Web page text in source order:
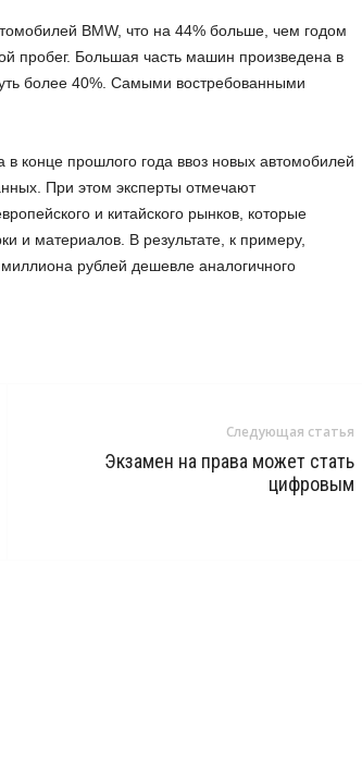
BMW, что на 44% больше, чем годом
пробег. Большая часть машин произведена в
более 40%. Самыми востребованными
конце прошлого года ввоз новых автомобилей
При этом эксперты отмечают
и китайского рынков, которые
и материалов. В результате, к примеру,
рублей дешевле аналогичного
Следующая статья
Экзамен на права может стать
цифровым